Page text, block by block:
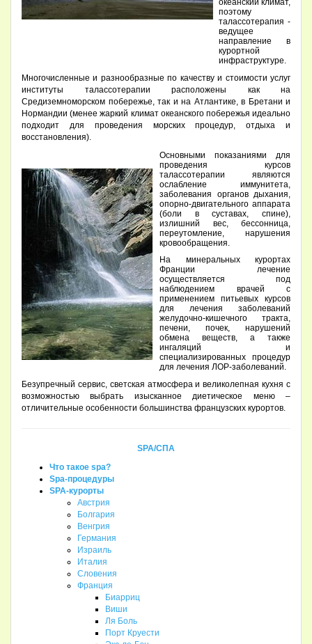
океанский климат,
поэтому
талассотерапия -
ведущее
направление в
курортной
инфраструктуре.
Многочисленные и разнообразные по качеству и стоимости услуг
институты талассотерапии расположены как на
Средиземноморском побережье, так и на Атлантике, в Бретани и
Нормандии (менее жаркий климат океанского побережья идеально
подходит для проведения морских процедур, отдыха и
восстановления).
Основными показаниями для
проведения курсов
талассотерапии являются
ослабление иммунитета,
заболевания органов дыхания,
опорно-двигательного аппарата
(боли в суставах, спине),
излишний вес, бессонница,
переутомление, нарушения
кровообращения.
На минеральных курортах
Франции лечение
осуществляется под
наблюдением врачей с
применением питьевых курсов
для лечения заболеваний
желудочно-кишечного тракта,
печени, почек, нарушений
обмена веществ, а также
ингаляций и
специализированных процедур
для лечения ЛОР-заболеваний.
Безупречный сервис, светская атмосфера и великолепная кухня с
возможностью выбрать изысканное диетическое меню –
отличительные особенности большинства французских курортов.
SPA/СПА
Что такое spa?
Spa-процедуры
SPA-курорты
Австрия
Болгария
Венгрия
Германия
Израиль
Италия
Словения
Франция
Биарриц
Виши
Ля Боль
Порт Круести